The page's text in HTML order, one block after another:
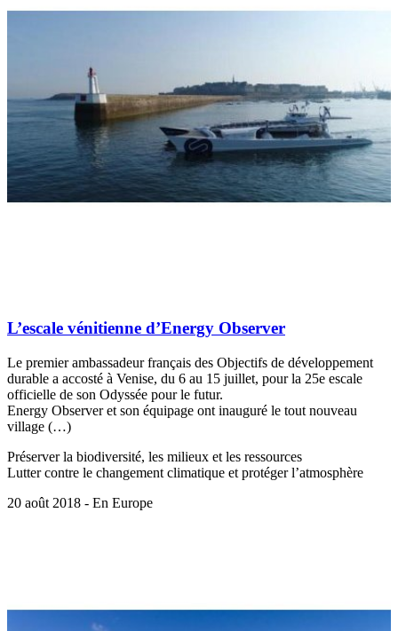
L’escale vénitienne d’Energy Observer
Le premier ambassadeur français des Objectifs de développement
durable a accosté à Venise, du 6 au 15 juillet, pour la 25e escale
officielle de son Odyssée pour le futur.
Energy Observer et son équipage ont inauguré le tout nouveau
village (…)
Préserver la biodiversité, les milieux et les ressources
Lutter contre le changement climatique et protéger l’atmosphère
20 août 2018 - En Europe